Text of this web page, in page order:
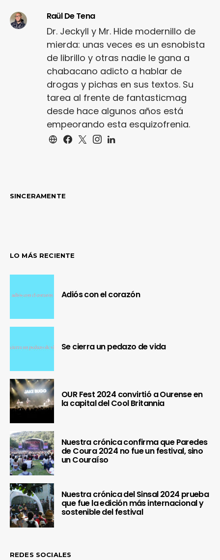
Raül De Tena
Dr. Jeckyll y Mr. Hide modernillo de
mierda: unas veces es un esnobista
de librillo y otras nadie le gana a
chabacano adicto a hablar de
drogas y pichas en sus textos. Su
tarea al frente de fantasticmag
desde hace algunos años está
empeorando esta esquizofrenia.
SINCERAMENTE
LO MÁS RECIENTE
Adiós con el corazón
Se cierra un pedazo de vida
OUR Fest 2024 convirtió a Ourense en
la capital del Cool Britannia
Nuestra crónica confirma que Paredes
de Coura 2024 no fue un festival, sino
un Couraíso
Nuestra crónica del Sinsal 2024 prueba
que fue la edición más internacional y
sostenible del festival
REDES SOCIALES